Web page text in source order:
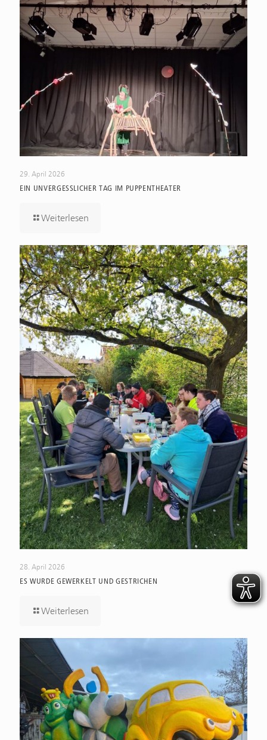
29. April 2026
EIN UNVERGESSLICHER TAG IM PUPPENTHEATER
Weiterlesen
28. April 2026
ES WURDE GEWERKELT UND GESTRICHEN
Weiterlesen